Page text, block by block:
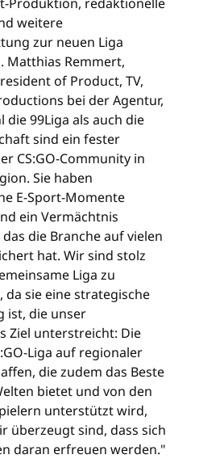
weitere
zur neuen Liga
Matthias Remmert,
of Product, TV,
bei der Agentur,
die 99Liga als auch die
sind ein fester
CS:GO-Community in
Sie haben
E-Sport-Momente
ein Vermächtnis
die Branche auf vielen
hat. Wir sind stolz
Liga zu
da sie eine strategische
ist, die unser
Ziel unterstreicht: Die
Liga auf regionaler
die zudem das Beste
bietet und von den
unterstützt wird,
überzeugt sind, dass sich
daran erfreuen werden."